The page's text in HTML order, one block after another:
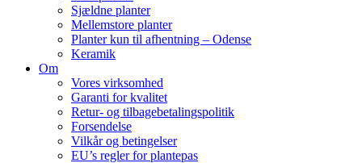
Sjældne planter
Mellemstore planter
Planter kun til afhentning – Odense
Keramik
Om
Vores virksomhed
Garanti for kvalitet
Retur- og tilbagebetalingspolitik
Forsendelse
Vilkår og betingelser
EU’s regler for plantepas